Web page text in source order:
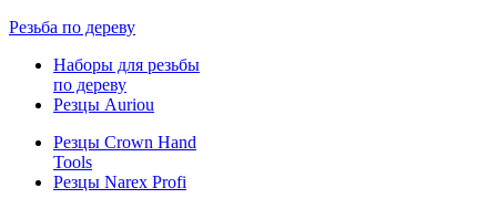
Резьба по дереву
Наборы для резьбы
по дереву
Резцы Auriou
Резцы Crown Hand
Tools
Резцы Narex Profi